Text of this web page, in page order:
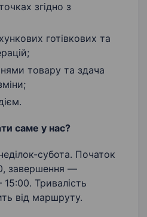
згідно з
готівкових та
товару та здача
саме у нас?
субота. Початок
завершення —
Тривалість
від маршруту.